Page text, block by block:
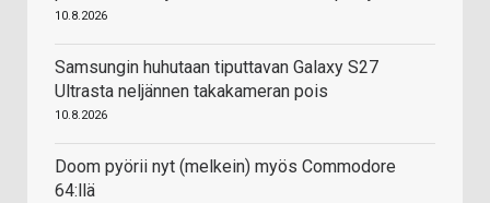
10.8.2026
Samsungin huhutaan tiputtavan Galaxy S27
Ultrasta neljännen takakameran pois
10.8.2026
Doom pyörii nyt (melkein) myös Commodore
64:llä